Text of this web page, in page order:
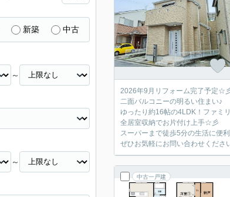
2026年9月リフォーム完了予定☆
二面バルコニーの明るい住まい♪
ゆったり約16帖の4LDK！ファミ
全居室収納でお片付け上手☆彡
スーパーまで徒歩5分の生活に便
ぜひお気軽にお問い合わせくださ
中古一戸建
新築 中古
～
～